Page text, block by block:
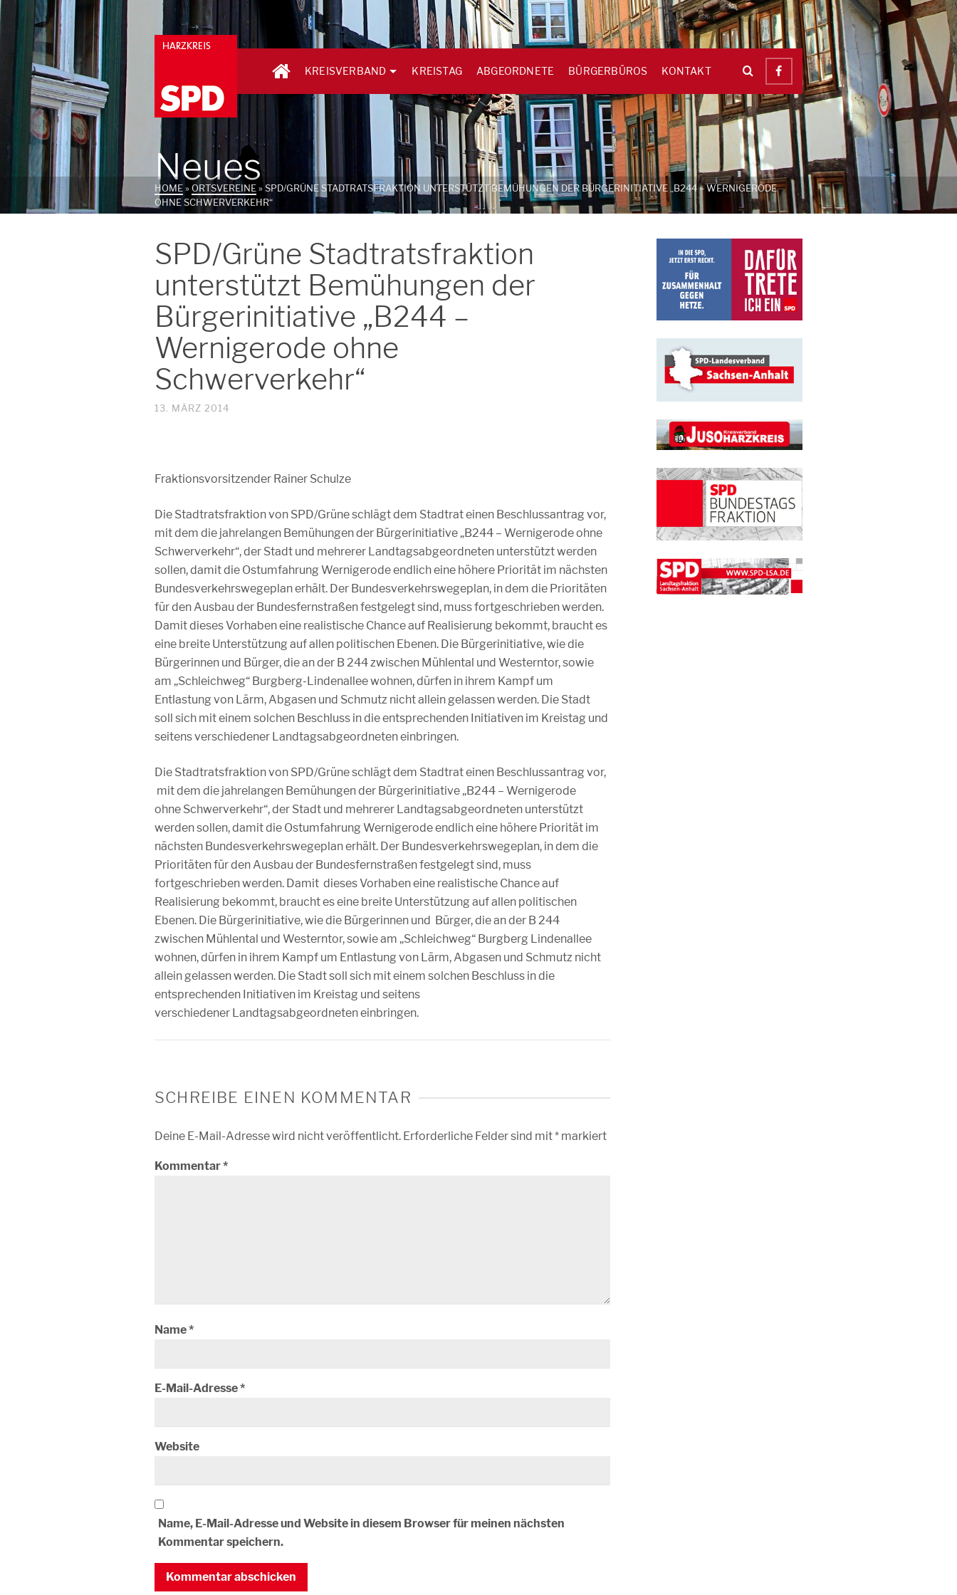
KREISVERBAND KREISTAG ABGEORDNETE BÜRGERBÜROS KONTAKT
Neues
HOME»ORTSVEREINE»SPD/GRÜNE STADTRATSFRAKTION UNTERSTÜTZT BEMÜHUNGEN DER BÜRGERINITIATIVE „B244 – WERNIGERODE
OHNE SCHWERVERKEHR“
SPD/Grüne Stadtratsfraktion
unterstützt Bemühungen der
Bürgerinitiative „B244 –
Wernigerode ohne
Schwerverkehr“
13. MÄRZ 2014
Fraktionsvorsitzender Rainer Schulze
Die Stadtratsfraktion von SPD/Grüne schlägt dem Stadtrat einen Beschlussantrag vor,
mit dem die jahrelangen Bemühungen der Bürgerinitiative „B244 – Wernigerode ohne
Schwerverkehr“, der Stadt und mehrerer Landtagsabgeordneten unterstützt werden
sollen, damit die Ostumfahrung Wernigerode endlich eine höhere Priorität im nächsten
Bundesverkehrswegeplan erhält. Der Bundesverkehrswegeplan, in dem die Prioritäten
für den Ausbau der Bundesfernstraßen festgelegt sind, muss fortgeschrieben werden.
Damit dieses Vorhaben eine realistische Chance auf Realisierung bekommt, braucht es
eine breite Unterstützung auf allen politischen Ebenen. Die Bürgerinitiative, wie die
Bürgerinnen und Bürger, die an der B 244 zwischen Mühlental und Westerntor, sowie
am „Schleichweg“ Burgberg-Lindenallee wohnen, dürfen in ihrem Kampf um
Entlastung von Lärm, Abgasen und Schmutz nicht allein gelassen werden. Die Stadt
soll sich mit einem solchen Beschluss in die entsprechenden Initiativen im Kreistag und
seitens verschiedener Landtagsabgeordneten einbringen.
Die Stadtratsfraktion von SPD/Grüne schlägt dem Stadtrat einen Beschlussantrag vor,
mit dem die jahrelangen Bemühungen der Bürgerinitiative „B244 – Wernigerode
ohne Schwerverkehr“, der Stadt und mehrerer Landtagsabgeordneten unterstützt
werden sollen, damit die Ostumfahrung Wernigerode endlich eine höhere Priorität im
nächsten Bundesverkehrswegeplan erhält. Der Bundesverkehrswegeplan, in dem die
Prioritäten für den Ausbau der Bundesfernstraßen festgelegt sind, muss
fortgeschrieben werden. Damit dieses Vorhaben eine realistische Chance auf
Realisierung bekommt, braucht es eine breite Unterstützung auf allen politischen
Ebenen. Die Bürgerinitiative, wie die Bürgerinnen und Bürger, die an der B 244
zwischen Mühlental und Westerntor, sowie am „Schleichweg“ Burgberg Lindenallee
wohnen, dürfen in ihrem Kampf um Entlastung von Lärm, Abgasen und Schmutz nicht
allein gelassen werden. Die Stadt soll sich mit einem solchen Beschluss in die
entsprechenden Initiativen im Kreistag und seitens
verschiedener Landtagsabgeordneten einbringen.
SCHREIBE EINEN KOMMENTAR
Deine E-Mail-Adresse wird nicht veröffentlicht. Erforderliche Felder sind mit* markiert
Kommentar*
Name*
E-Mail-Adresse*
Website
Name, E-Mail-Adresse und Website in diesem Browser für meinen nächsten
Kommentar speichern.